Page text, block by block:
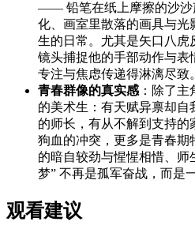
—— 铅笔在纸上摩擦的沙沙
化、画室里散落的画具与
生的日常。尤其是矢口八虎
镜头捕捉他的手部动作与表
专注与焦虑传递得淋漓尽致。
青春群像的真实感 ：除了
的美术生：有天赋异禀却
的师长，有从不解到支持
狗血的冲突，更多是青春
的暗自较劲与惺惺相惜、师
梦” 不再是孤军奋战，而是
观看建议